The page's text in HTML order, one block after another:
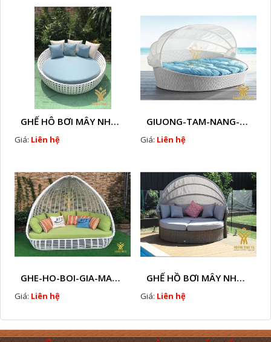
GHẾ HÔ BƠI MÂY NHỰA HTT - B33
Giá: Liên hệ
GIUONG-TAM-NANG-GIA-MAY-HTT - B77
Giá: Liên hệ
GHE-HO-BOI-GIA-MAY-HTT - B76
Giá: Liên hệ
GHẾ HỒ BƠI MÂY NHỰA HTT - B38
Giá: Liên hệ